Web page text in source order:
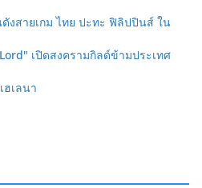
ดังสายเกม ไทย ปะทะ ฟิลิปปินส์ ใน
เปิดสงครามกิลด์ข้ามประเทศ
ฮเลนา